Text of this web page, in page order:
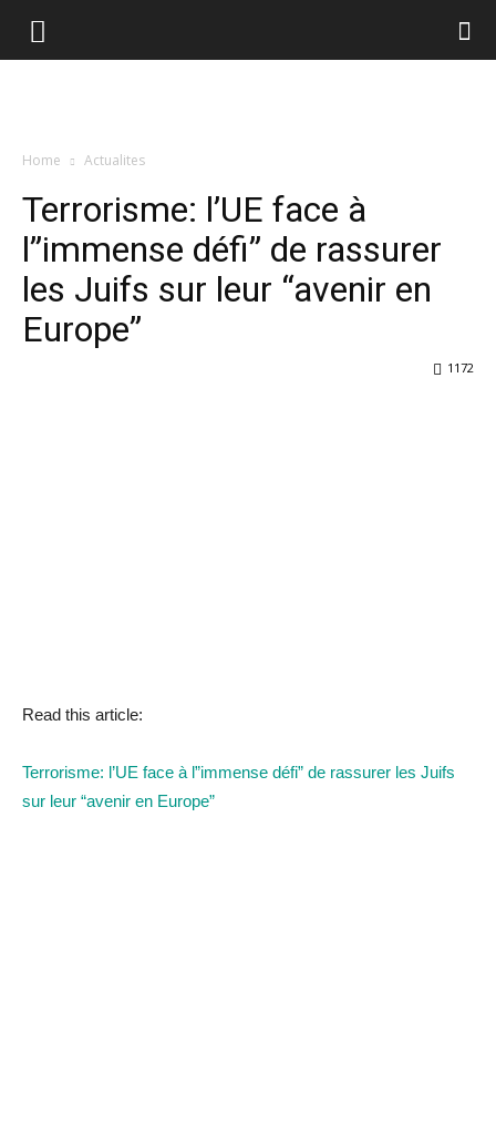
Home Actualites
Terrorisme: l’UE face à
l”immense défi” de rassurer
les Juifs sur leur “avenir en
Europe”
1172
Read this article:
Terrorisme: l’UE face à l”immense défi” de rassurer les Juifs
sur leur “avenir en Europe”